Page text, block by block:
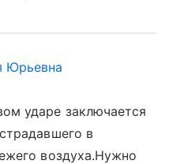
Юрьевна
ударе заключается
в
воздуха.Нужно